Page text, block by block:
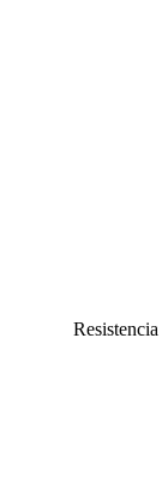
Resistencia